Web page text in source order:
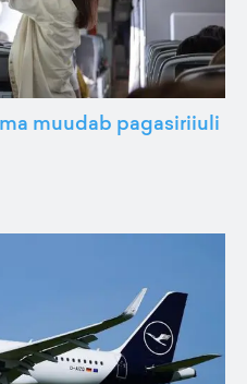
muudab pagasiriiuli